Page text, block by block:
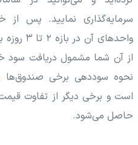
سرمایه‌گذاری نمایید. پس از
واحدهای
از آن شما مشمول دریافت سود
نحوه سود‌دهی برخی صندوق‌ها
است و برخی دیگر از تفاوت
حاصل می‌شود.